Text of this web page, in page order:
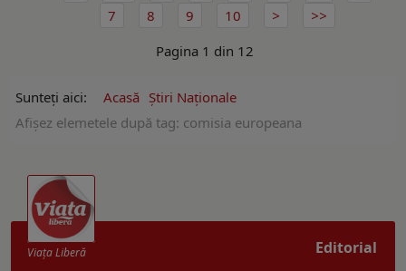
7
8 9
10
Pagina 1 din 12
Sunteți aici: Acasă Ştiri Naţionale
Afişez elemetele după tag: comisia europeana
Editorial
Viaţa Liberă